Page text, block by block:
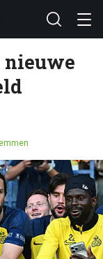
nieuwe